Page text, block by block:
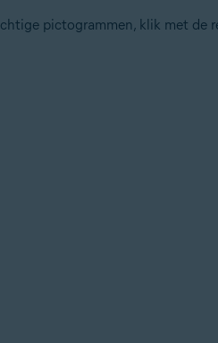
pictogrammen, klik met